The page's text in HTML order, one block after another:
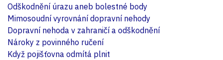
Odškodnění úrazu aneb bolestné body
Mimosoudní vyrovnání dopravní nehody
Dopravní nehoda v zahraničí a odškodnění
Nároky z povinného ručení
Když pojišťovna odmítá plnit